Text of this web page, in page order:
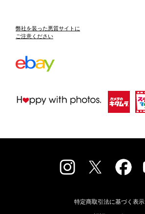
弊社を装った悪質サイトに
ご注意ください
特定商取引法に基づく表示